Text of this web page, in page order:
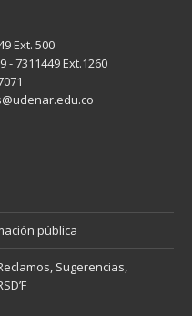
Ext. 500
- 7311449 Ext.1260
pública
Sugerencias,